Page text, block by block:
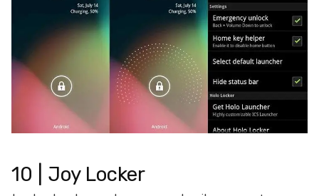
10 | Joy Locker